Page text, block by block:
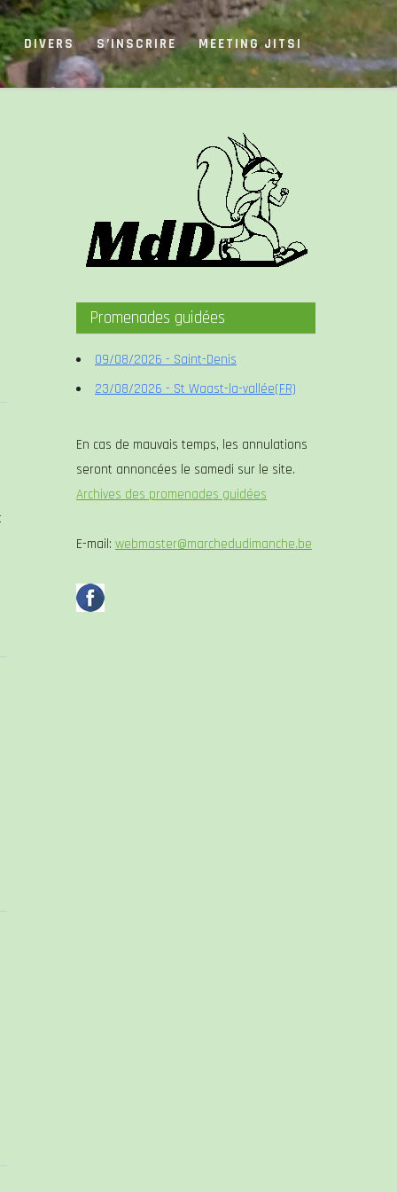
DIVERS S’INSCRIRE MEETING JITSI
Promenades guidées
09/08/2026 - Saint-Denis
23/08/2026 - St Waast-la-vallée(FR)
En cas de mauvais temps, les annulations
seront annoncées le samedi sur le site.
Archives des promenades guidées
E-mail: webmaster@marchedudimanche.be